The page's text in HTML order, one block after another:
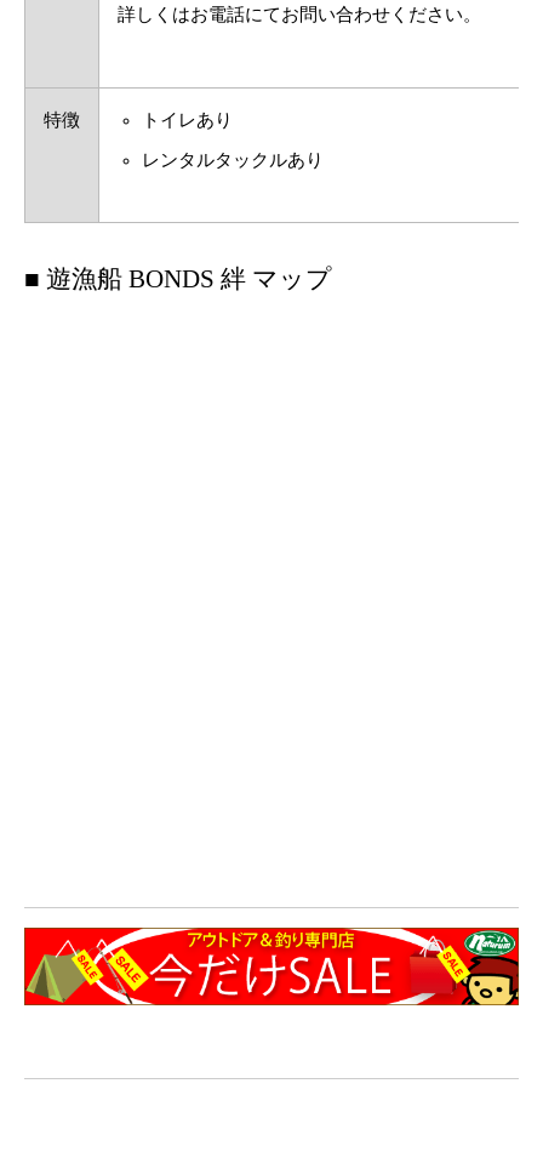
詳しくはお電話にてお問い合わせください。
特徴 トイレあり
レンタルタックルあり
■ 遊漁船 BONDS 絆 マップ